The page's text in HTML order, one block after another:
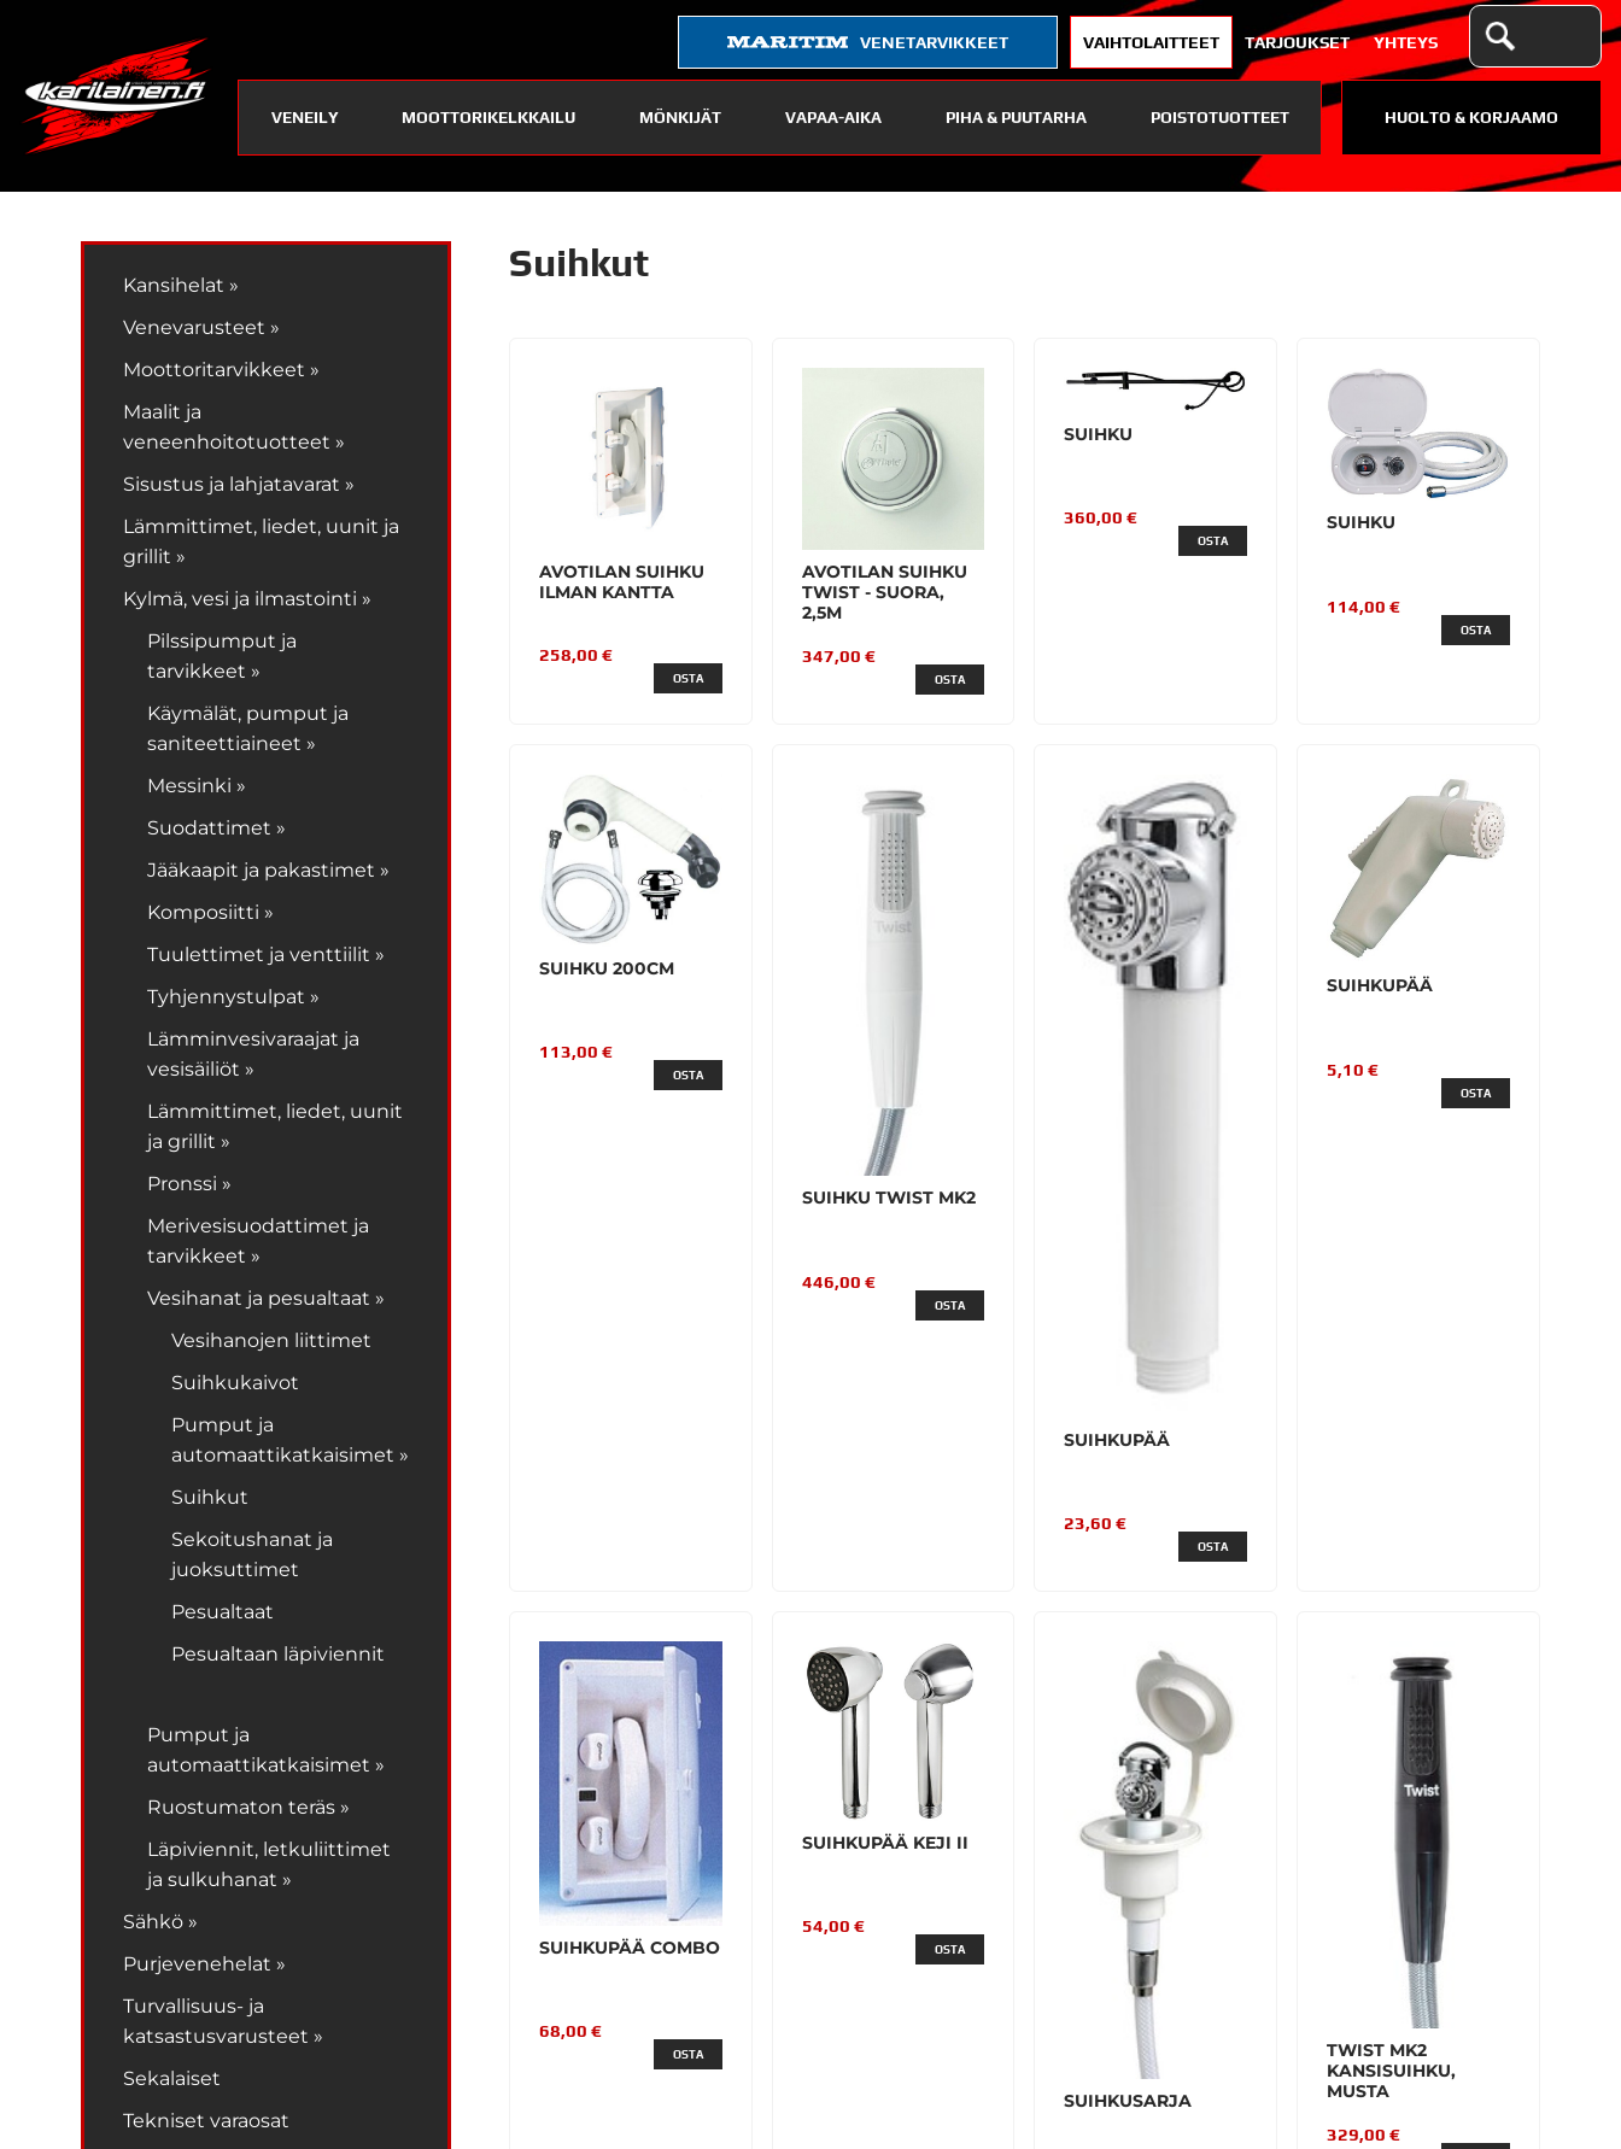
VENETARVIKKEET VAIHTOLAITTEET TARJOUKSET YHTEYS
VENEILY MOOTTORIKELKKAILU MÖNKIJÄT VAPAA-AIKA PIHA & PUUTARHA POISTOTUOTTEET HUOLTO & KORJAAMO
Kansihelat »
Venevarusteet »
Moottoritarvikkeet »
Maalit ja
veneenhoitotuotteet »
Sisustus ja lahjatavarat »
Lämmittimet, liedet, uunit ja
grillit »
Kylmä, vesi ja ilmastointi »
Pilssipumput ja
tarvikkeet »
Käymälät, pumput ja
saniteettiaineet »
Messinki »
Suodattimet »
Jääkaapit ja pakastimet »
Komposiitti »
Tuulettimet ja venttiilit »
Tyhjennystulpat »
Lämminvesivaraajat ja
vesisäiliöt »
Lämmittimet, liedet, uunit
ja grillit »
Pronssi »
Merivesisuodattimet ja
tarvikkeet »
Vesihanat ja pesualtaat »
Vesihanojen liittimet
Suihkukaivot
Pumput ja
automaattikatkaisimet »
Suihkut
Sekoitushanat ja
juoksuttimet
Pesualtaat
Pesualtaan läpiviennit
Pumput ja
automaattikatkaisimet »
Ruostumaton teräs »
Läpiviennit, letkuliittimet
ja sulkuhanat »
Sähkö »
Purjevenehelat »
Turvallisuus- ja
katsastusvarusteet »
Sekalaiset
Tekniset varaosat
Suihkut
AVOTILAN SUIHKU
ILMAN KANTTA
258,00 €
OSTA
AVOTILAN SUIHKU
TWIST - SUORA,
2,5M
347,00 €
OSTA
SUIHKU
360,00 €
OSTA
SUIHKU
114,00 €
OSTA
SUIHKU 200CM
113,00 €
OSTA
SUIHKU TWIST MK2
446,00 €
OSTA
SUIHKUPÄÄ
23,60 €
OSTA
SUIHKUPÄÄ
5,10 €
OSTA
SUIHKUPÄÄ COMBO
68,00 €
OSTA
SUIHKUPÄÄ KEJI II
54,00 €
OSTA
SUIHKUSARJA
TWIST MK2
KANSISUIHKU,
MUSTA
329,00 €